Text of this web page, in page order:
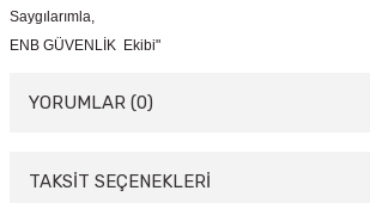
Saygılarımla,
ENB GÜVENLİK Ekibi"
YORUMLAR (0)
Bu ürüne ilk yorumu siz yapın!
TAKSİT SEÇENEKLERİ